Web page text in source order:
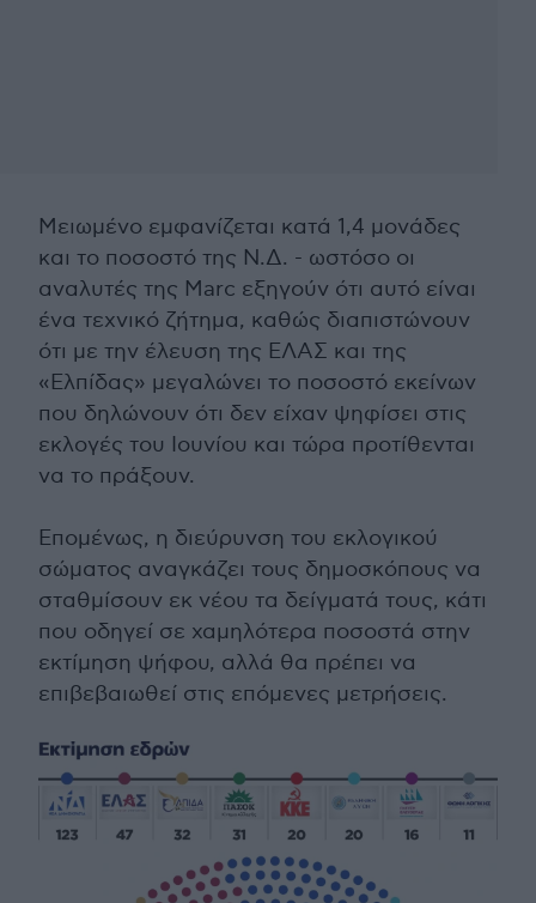
Μειωμένο εμφανίζεται κατά 1,4 μονάδες
και το ποσοστό της Ν.Δ. - ωστόσο οι
αναλυτές της Marc εξηγούν ότι αυτό είναι
ένα τεχνικό ζήτημα, καθώς διαπιστώνουν
ότι με την έλευση της ΕΛΑΣ και της
«Ελπίδας» μεγαλώνει το ποσοστό εκείνων
που δηλώνουν ότι δεν είχαν ψηφίσει στις
εκλογές του Ιουνίου και τώρα προτίθενται
να το πράξουν.
Επομένως, η διεύρυνση του εκλογικού
σώματος αναγκάζει τους δημοσκόπους να
σταθμίσουν εκ νέου τα δείγματά τους, κάτι
που οδηγεί σε χαμηλότερα ποσοστά στην
εκτίμηση ψήφου, αλλά θα πρέπει να
επιβεβαιωθεί στις επόμενες μετρήσεις.